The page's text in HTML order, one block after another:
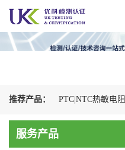
推荐产品： PTC|NTC热敏电
电枪检测认证机构 光伏连
服务产品